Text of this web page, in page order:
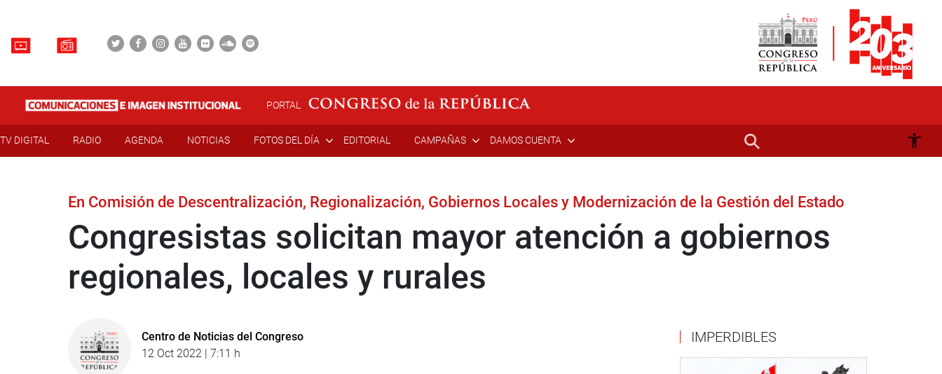
PORTAL
TV DIGITAL RADIO AGENDA NOTICIAS FOTOS DEL DÍA EDITORIAL CAMPAÑAS DAMOS CUENTA
En Comisión de Descentralización, Regionalización, Gobiernos Locales y Modernización de la Gestión del Estado
Congresistas solicitan mayor atención a gobiernos
regionales, locales y rurales
Centro de Noticias del Congreso
12 Oct 2022 | 7:11 h
IMPERDIBLES